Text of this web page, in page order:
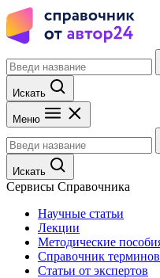
Искать
Меню
Искать
Сервисы Справочника
Научные статьи
Лекции
Методические
Справочник терминов
Статьи от экспертов